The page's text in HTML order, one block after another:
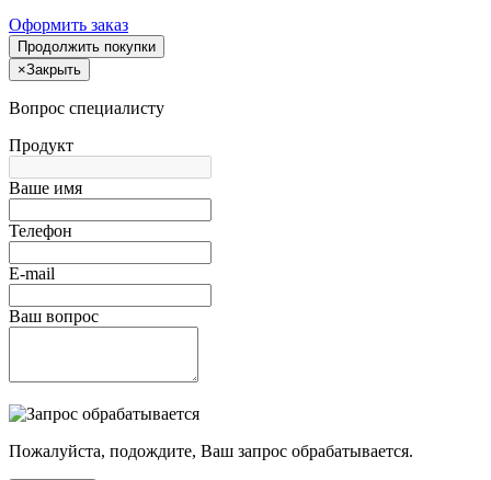
Оформить заказ
Продолжить покупки
×Закрыть
Вопрос специалисту
Продукт
Ваше имя
Телефон
E-mail
Ваш вопрос
Пожалуйста, подождите, Ваш запрос обрабатывается.